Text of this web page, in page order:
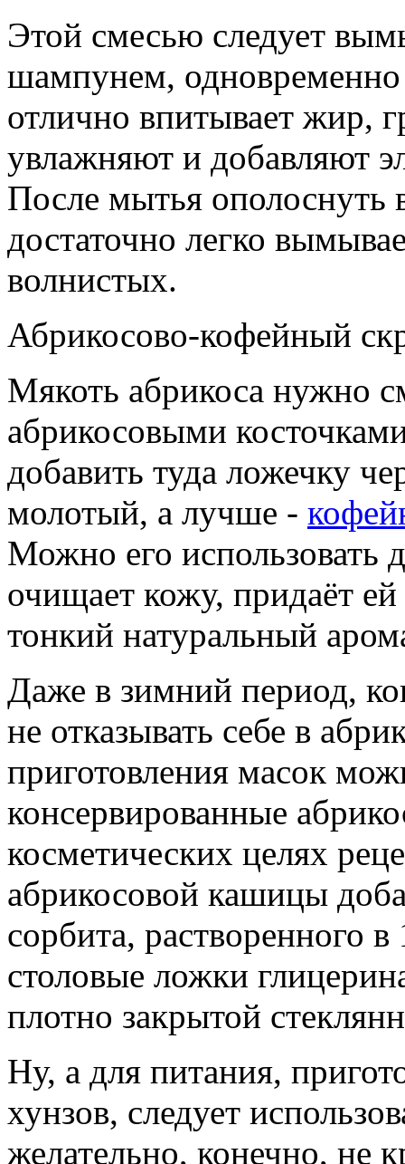
Этой смесью следует
шампунем,
отлично впитывает жир,
увлажняют и добавляют
После мытья ополоснуть
достаточно легко
волнистых.
Абрикосово-кофейный
Мякоть абрикоса нужно
абрикосовыми
добавить туда ложечку
молотый, а лучше -
Можно его использовать
очищает кожу, придаёт ей
тонкий натуральный
Даже в зимний период,
не отказывать себе в
приготовления масок
консервированные
косметических целях
абрикосовой кашицы
сорбита, растворенного
столовые ложки
плотно закрытой
Ну, а для питания,
хунзов, следует
желательно, конечно, не